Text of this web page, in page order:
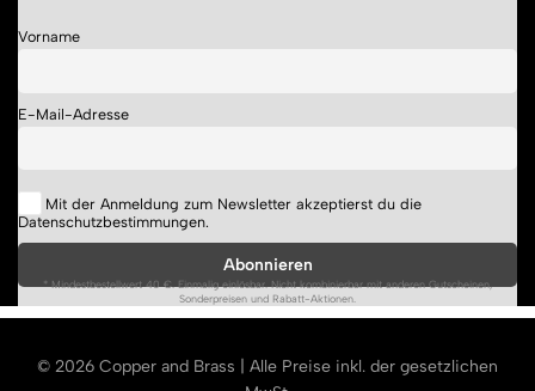
Vorname
E-Mail-Adresse
Mit der Anmeldung zum Newsletter akzeptierst du die
Datenschutzbestimmungen.
* Mindestbestellwert 40 €. Einmalig einlösbar. Nicht kombinierbar mit anderen Gutscheinen,
Sonderpreisen und Rabatt-Aktionen.
© 2026 Copper and Brass | Alle Preise inkl. der gesetzlichen